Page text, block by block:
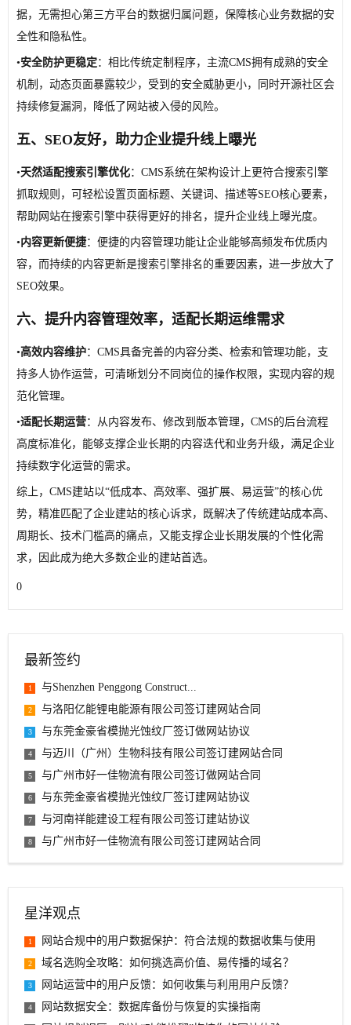
据，无需担心第三方平台的数据归属问题，保障核心业务数据的安
全性和隐私性。
•安全防护更稳定：相比传统定制程序，主流CMS拥有成熟的安全
机制，动态页面暴露较少，受到的安全威胁更小，同时开源社区会
持续修复漏洞，降低了网站被入侵的风险。
五、 SEO友好，助力企业提升线上曝光
•天然适配搜索引擎优化：CMS系统在架构设计上更符合搜索引擎
抓取规则，可轻松设置页面标题、关键词、描述等SEO核心要素，
帮助网站在搜索引擎中获得更好的排名，提升企业线上曝光度。
•内容更新便捷：便捷的内容管理功能让企业能够高频发布优质内
容，而持续的内容更新是搜索引擎排名的重要因素，进一步放大了
SEO效果。
六、 提升内容管理效率，适配长期运维需求
•高效内容维护：CMS具备完善的内容分类、检索和管理功能，支
持多人协作运营，可清晰划分不同岗位的操作权限，实现内容的规
范化管理。
•适配长期运营：从内容发布、修改到版本管理，CMS的后台流程
高度标准化，能够支撑企业长期的内容迭代和业务升级，满足企业
持续数字化运营的需求。
综上，CMS建站以“低成本、高效率、强扩展、易运营”的核心优
势，精准匹配了企业建站的核心诉求，既解决了传统建站成本高、
周期长、技术门槛高的痛点，又能支撑企业长期发展的个性化需
求，因此成为绝大多数企业的建站首选。
0
最新签约
1 与Shenzhen Penggong Construct...
2 与洛阳亿能锂电能源有限公司签订建网站合同
3 与东莞金豪省模抛光蚀纹厂签订做网站协议
4 与迈川（广州）生物科技有限公司签订建网站合同
5 与广州市好一佳物流有限公司签订做网站合同
6 与东莞金豪省模抛光蚀纹厂签订建网站协议
7 与河南祥能建设工程有限公司签订建站协议
8 与广州市好一佳物流有限公司签订建网站合同
星洋观点
1 网站合规中的用户数据保护：符合法规的数据收集与使用
2 域名选购全攻略：如何挑选高价值、易传播的域名？
3 网站运营中的用户反馈：如何收集与利用用户反馈？
4
网站数据安全：数据库备份与恢复的实操指南